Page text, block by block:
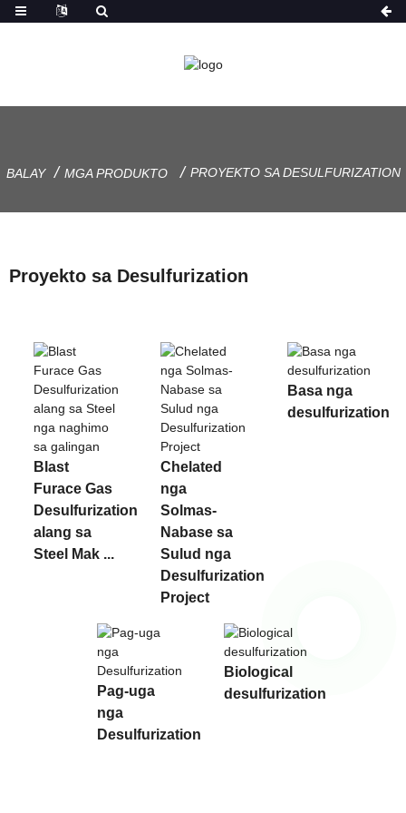
BALAY MGA PRODUKTO PROYEKTO SA DESULFURIZATION
Proyekto sa Desulfurization
Blast
Furace Gas
Desulfurization
alang sa
Steel Mak ...
Chelated
nga
Solmas-
Nabase sa
Sulud nga
Desulfurization
Project
Basa nga
desulfurization
Pag-uga
nga
Desulfurization
Biological
desulfurization